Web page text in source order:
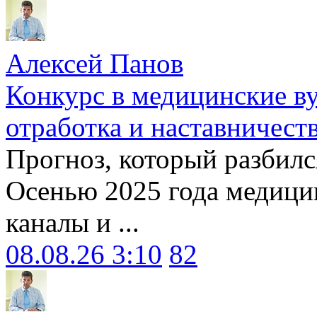
Алексей Панов
Конкурс в медицинские
отработка и
Прогноз, который
Осенью 2025 года
каналы и ...
08.08.26 3:10 82